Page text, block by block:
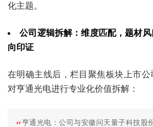
化主题。
公司逻辑拆解：维度匹配，题材
向印证
在明确主线后，栏目聚焦板块上市
对亨通光电进行专业化价值拆解：
亨通光电：公司与安徽问天量子科技股